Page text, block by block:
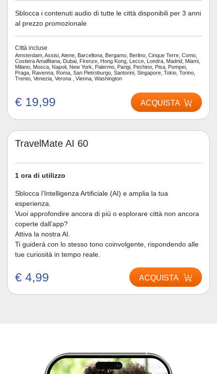
Sblocca i contenuti audio di tutte le città disponibili per 3 anni
al prezzo promozionale
Città incluse
Amsterdam, Assisi, Atene, Barcellona, Bergamo, Berlino, Cinque Terre, Como,
Costiera Amalfitana, Dubai, Firenze, Hong Kong, Lecce, Londra, Madrid, Miami,
Milano, Mosca, Napoli, New York, Palermo, Parigi, Pechino, Pisa, Pompei,
Praga, Ravenna, Roma, San Pietroburgo, Santorini, Singapore, Tokio, Torino,
Trento, Venezia, Verona , Vienna, Washington
€ 19,99 ACQUISTA
TravelMate AI 60
1 ora di utilizzo
Sblocca l’Intelligenza Artificiale (AI) e amplia la tua
esperienza.
Vuoi approfondire ancora di più o esplorare città non ancora
coperte dall’app?
Attiva la nostra AI.
Ti guiderà con lo stesso tono coinvolgente, rispondendo alle
tue curiosità in tempo reale.
€ 4,99 ACQUISTA